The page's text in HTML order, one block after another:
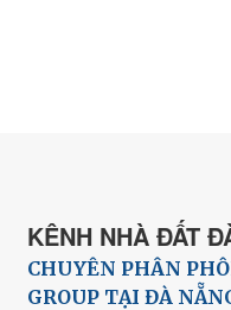
KÊNH NHÀ ĐẤT
CHUYÊN PHÂN
GROUP TẠI ĐÀ